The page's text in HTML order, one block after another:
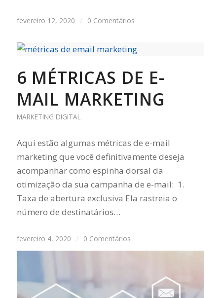
fevereiro 12, 2020 / 0 Comentários
6 MÉTRICAS DE E-
MAIL MARKETING
MARKETING DIGITAL
Aqui estão algumas métricas de e-mail
marketing que você definitivamente deseja
acompanhar como espinha dorsal da
otimização da sua campanha de e-mail: 1.
Taxa de abertura exclusiva Ela rastreia o
número de destinatários…
fevereiro 4, 2020 / 0 Comentários